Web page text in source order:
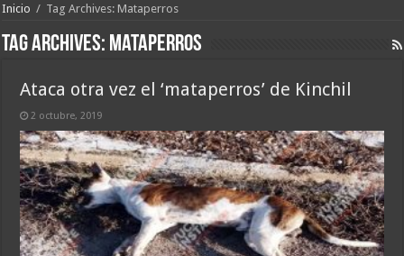
Inicio / Tag Archives: Mataperros
Tag Archives: Mataperros
Ataca otra vez el ‘mataperros’ de Kinchil
2 octubre, 2019